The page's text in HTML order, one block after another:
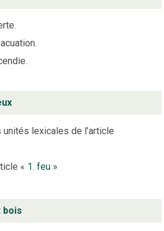
unités lexicales de l’article
« 1. feu »
bois